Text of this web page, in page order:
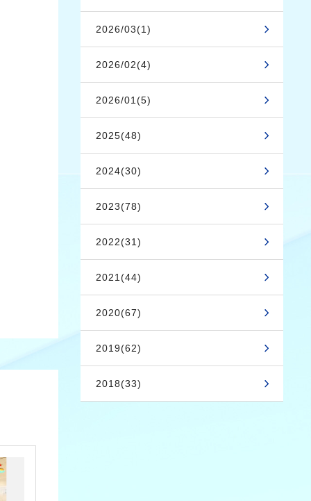
2026/03(1)
2026/02(4)
2026/01(5)
2025(48)
2024(30)
2023(78)
2022(31)
2021(44)
2020(67)
2019(62)
2018(33)